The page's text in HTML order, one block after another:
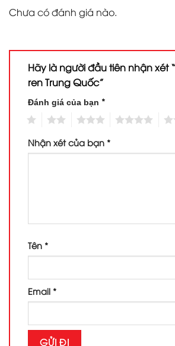
Chưa có đánh giá nào.
Hãy là người đầu tiên nhận xét
ren Trung Quốc”
Đánh giá của bạn *
Nhận xét của bạn *
Tên *
Email *